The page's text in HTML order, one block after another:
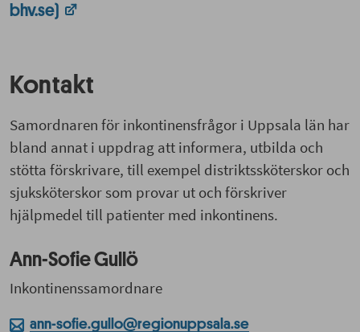
bhv.se)
Kontakt
Samordnaren för inkontinensfrågor i Uppsala län har
bland annat i uppdrag att informera, utbilda och
stötta förskrivare, till exempel distriktssköterskor och
sjuksköterskor som provar ut och förskriver
hjälpmedel till patienter med inkontinens.
Ann-Sofie Gullö
Inkontinenssamordnare
ann-sofie.gullo@regionuppsala.se